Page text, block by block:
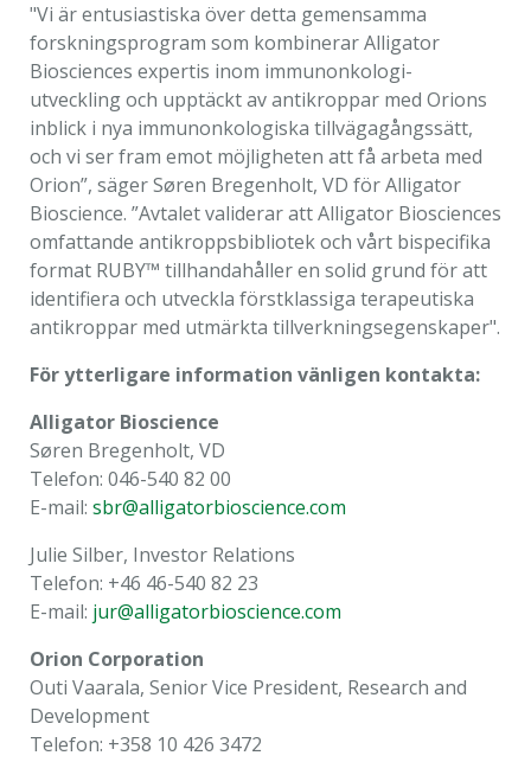
"Vi är entusiastiska över detta gemensamma
forskningsprogram som kombinerar Alligator
Biosciences expertis inom immunonkologi-
utveckling och upptäckt av antikroppar med Orions
inblick i nya immunonkologiska tillvägagångssätt,
och vi ser fram emot möjligheten att få arbeta med
Orion”, säger Søren Bregenholt, VD för Alligator
Bioscience. ”Avtalet validerar att Alligator Biosciences
omfattande antikroppsbibliotek och vårt bispecifika
format RUBY™ tillhandahåller en solid grund för att
identifiera och utveckla förstklassiga terapeutiska
antikroppar med utmärkta tillverkningsegenskaper".
För ytterligare information vänligen kontakta:
Alligator Bioscience
Søren Bregenholt, VD
Telefon: 046-540 82 00
E-mail: sbr@alligatorbioscience.com
Julie Silber, Investor Relations
Telefon: +46 46-540 82 23
E-mail: jur@alligatorbioscience.com
Orion Corporation
Outi Vaarala, Senior Vice President, Research and
Development
Telefon: +358 10 426 3472